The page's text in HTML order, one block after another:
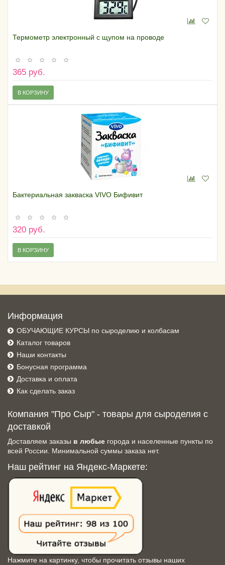
Термометр электронный с щупом на проводе
365 руб.
В КОРЗИНУ
Бактериальная закваска VIVO Бифивит
320 руб.
В КОРЗИНУ
Информация
ОБУЧАЮЩИЕ КУРСЫ по сыроделию и колбасам
Каталог товаров
Наши контакты
Бонусная программа
Доставка и оплата
Как сделать заказ
Компания "Про Сыр" - товары для сыроделия с
доставкой
Доставляем заказы в любые города и населенные пункты по
всей России. Минимальной суммы заказа нет.
Наш рейтинг на Яндекс-Маркете:
Нажмите на картинку, чтобы прочитать отзывы наших